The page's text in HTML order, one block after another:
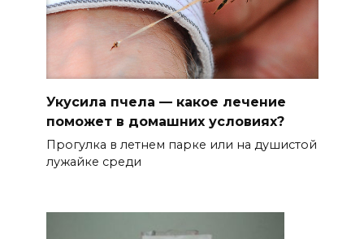
Укусила пчела — какое лечение
поможет в домашних условиях?
Прогулка в летнем парке или на душистой
лужайке среди